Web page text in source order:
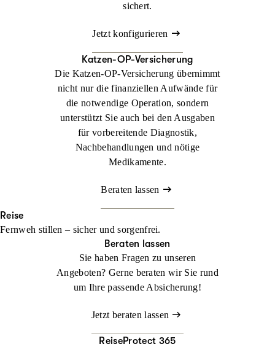
sichert.
Jetzt konfigurieren
Katzen-OP-Versicherung
Die Katzen-OP-Versicherung übernimmt
nicht nur die finanziellen Aufwände für
die notwendige Operation, sondern
unterstützt Sie auch bei den Ausgaben
für vorbereitende Diagnostik,
Nachbehandlungen und nötige
Medikamente.
Beraten lassen
Reise
Fernweh stillen – sicher und sorgenfrei.
Beraten lassen
Sie haben Fragen zu unseren
Angeboten? Gerne beraten wir Sie rund
um Ihre passende Absicherung!
Jetzt beraten lassen
ReiseProtect 365